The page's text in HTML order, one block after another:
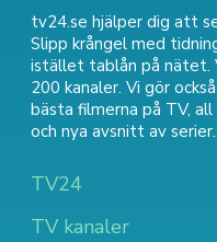
tv24.se hjälper dig att
Slipp krångel med
istället tablån på nätet.
200 kanaler. Vi gör
bästa filmerna på TV, all
och nya avsnitt av serier
TV24
TV kanaler